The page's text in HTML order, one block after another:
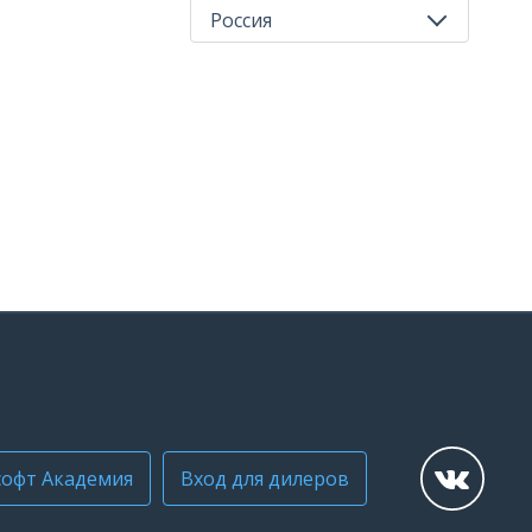
Россия
Академия Вход для дилеров